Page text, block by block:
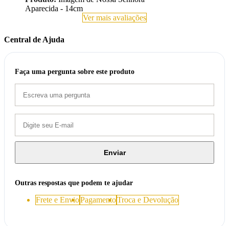
Aparecida - 14cm
Ver mais avaliações
Central de Ajuda
Faça uma pergunta sobre este produto
Enviar
Outras respostas que podem te ajudar
Frete e EnvioPagamentoTroca e Devolução